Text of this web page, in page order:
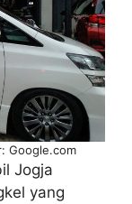
Google.com
Jogja
yang